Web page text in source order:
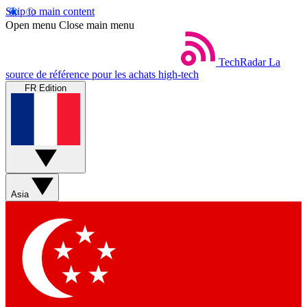
Skip to main content
Open menu Close main menu
TechRadar La
source de référence pour les achats high-tech
FR Edition
Asia